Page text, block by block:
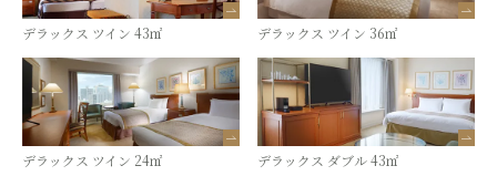
デラックス ツイン 43㎡ デラックス ツイン 36㎡
デラックス ツイン 24㎡ デラックス ダブル 43㎡